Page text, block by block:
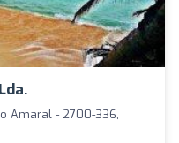
Amaral - 2700-336,